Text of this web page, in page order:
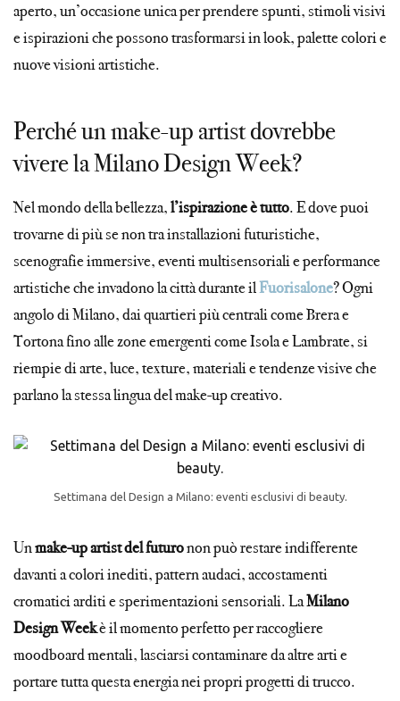
aperto, un’occasione unica per prendere spunti, stimoli visivi
e ispirazioni che possono trasformarsi in look, palette colori e
nuove visioni artistiche.
Perché un make-up artist dovrebbe
vivere la Milano Design Week?
Nel mondo della bellezza,l’ispirazione è tutto. E dove puoi
trovarne di più se non tra installazioni futuristiche,
scenografie immersive, eventi multisensoriali e performance
artistiche che invadono la città durante ilFuorisalone? Ogni
angolo di Milano, dai quartieri più centrali come Brera e
Tortona fino alle zone emergenti come Isola e Lambrate, si
riempie di arte, luce, texture, materiali e tendenze visive che
parlano la stessa lingua del make-up creativo.
Settimana del Design a Milano: eventi esclusivi di beauty.
Unmake-up artist del futuronon può restare indifferente
davanti a colori inediti, pattern audaci, accostamenti
cromatici arditi e sperimentazioni sensoriali. LaMilano
Design Weekè il momento perfetto per raccogliere
moodboard mentali, lasciarsi contaminare da altre arti e
portare tutta questa energia nei propri progetti di trucco.